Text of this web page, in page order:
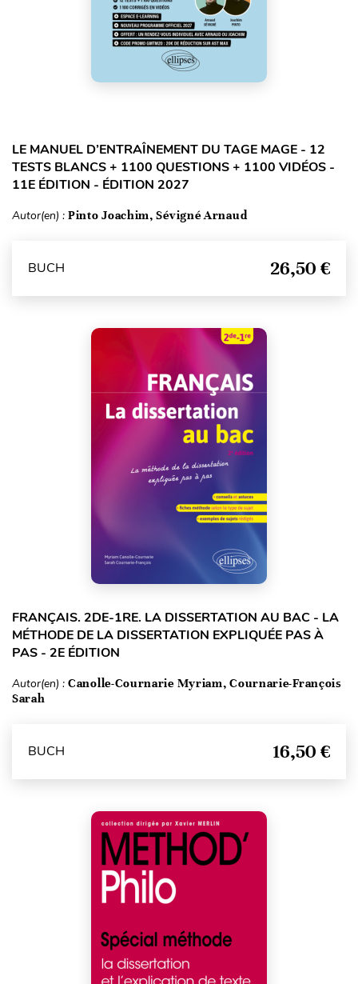
LE MANUEL D’ENTRAÎNEMENT DU TAGE MAGE - 12
TESTS BLANCS + 1100 QUESTIONS + 1100 VIDÉOS -
11E ÉDITION - ÉDITION 2027
Autor(en) : Pinto Joachim, Sévigné Arnaud
BUCH 26,50 €
FRANÇAIS. 2DE-1RE. LA DISSERTATION AU BAC - LA
MÉTHODE DE LA DISSERTATION EXPLIQUÉE PAS À
PAS - 2E ÉDITION
Autor(en) : Canolle-Cournarie Myriam, Cournarie-François
Sarah
BUCH 16,50 €